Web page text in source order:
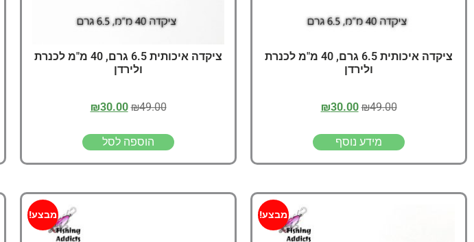
ציקדה איכותית 6.5 גרם, 40 מ"מ לכנרת
ולירדן
₪49.00
₪30.00
מידע נוסף
ציקדה איכותית 6.5 גרם, 40 מ"מ לכנרת
ולירדן
₪49.00
₪30.00
הוספה לסל
מבצע! מבצע!